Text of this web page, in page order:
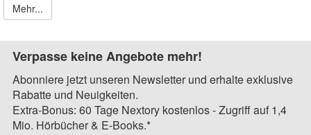
Mehr...
Verpasse keine Angebote mehr!
Abonniere jetzt unseren Newsletter und erhalte exklusive
Rabatte und Neuigkeiten.
Extra-Bonus: 60 Tage Nextory kostenlos - Zugriff auf 1,4
Mio. Hörbücher & E-Books.*